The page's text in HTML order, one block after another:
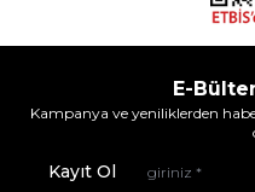
E-
Kampanya ve yeniliklerden
Kayıt Ol